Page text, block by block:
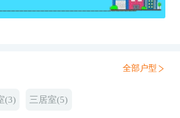
全部户型
(3) 三居室(5)